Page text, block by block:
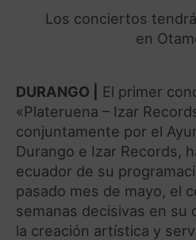
Los conciertos
en
DURANGO |
El primer
«Plateruena – Izar
conjuntamente por el
Durango e Izar Records,
ecuador de su
pasado mes de mayo, el
semanas decisivas en su
la creación artística y